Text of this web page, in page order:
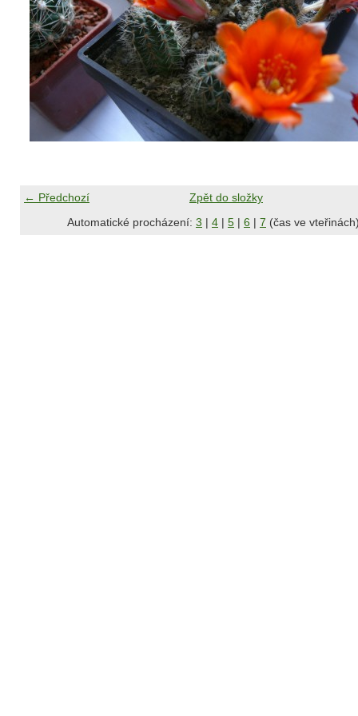
← Předchozí
Zpět do složky
Automatické procházení: 3 | 4 | 5 | 6 | 7 (čas ve